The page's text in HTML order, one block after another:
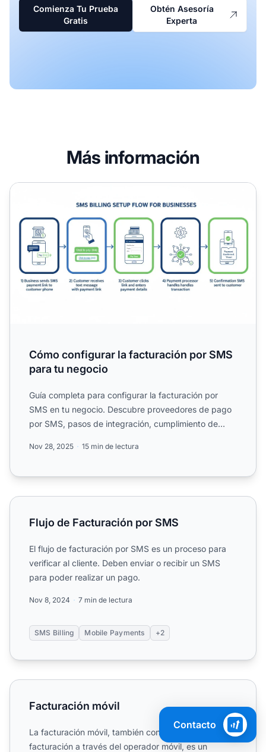
Comienza Tu Prueba
Gratis
Obtén Asesoría
Experta
Más información
Cómo configurar la facturación por SMS para tu negocio
Cómo configurar la facturación por SMS
para tu negocio
Guía completa para configurar la facturación por
SMS en tu negocio. Descubre proveedores de pago
por SMS, pasos de integración, cumplimiento de
Nov 28, 2025 15 min de lectura
Flujo de Facturación por SMS
Flujo de Facturación por SMS
El flujo de facturación por SMS es un proceso para
verificar al cliente. Deben enviar o recibir un SMS
para poder realizar un pago.
Nov 8, 2024 7 min de lectura
SMS Billing Mobile Payments +2
Facturación móvil
Facturación móvil
La facturación móvil, también conocida como
facturación a través del operador móvil, es un
Contacto